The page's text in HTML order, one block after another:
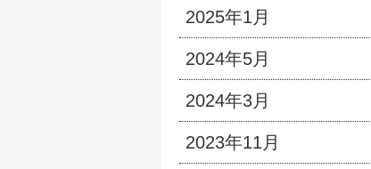
2025年1月
2024年5月
2024年3月
2023年11月